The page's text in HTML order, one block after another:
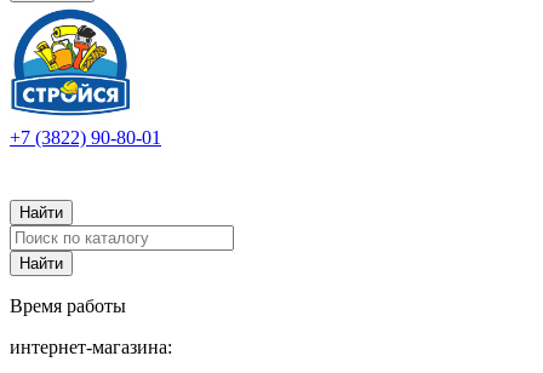
+7 (3822) 90-80-01
Время работы
интернет-магазина: